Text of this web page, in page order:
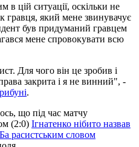
цій ситуації, оскільки не
гравця, який мене звинувачує
був придуманий гравцем
мене спровокувати всю
Для чого він це зробив і
закрита і я не винний", -
.
що під час матчу
(2:0) Ігнатенко нібито назвав
расистським словом